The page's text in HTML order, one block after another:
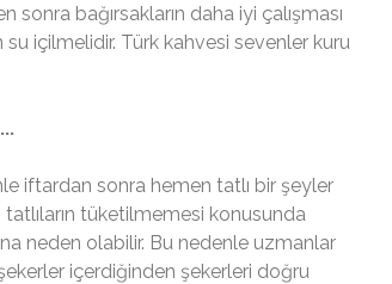
sonra bağırsakların daha iyi çalışması
su içilmelidir. Türk kahvesi sevenler kuru
iftardan sonra hemen tatlı bir şeyler
tüketilmemesi konusunda
neden olabilir. Bu nedenle uzmanlar
içerdiğinden şekerleri doğru